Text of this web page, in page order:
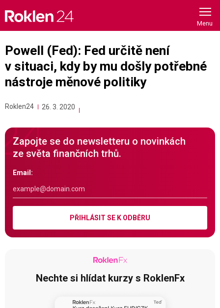
content
Powell (Fed): Fed určitě není
v situaci, kdy by mu došly potřebné
nástroje měnové politiky
Roklen24 26. 3. 2020
Zapojte se do newsletteru o novinkách
ze světa finančních trhů.
Email:
PŘIHLÁSIT SE K ODBĚRU
Nechte si hlídat kurzy s RoklenFx